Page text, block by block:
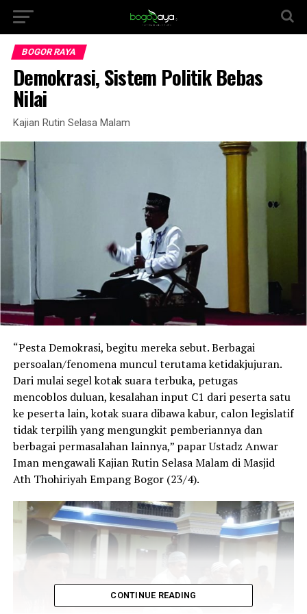
BOGOR RAYA
Demokrasi, Sistem Politik Bebas
Nilai
Kajian Rutin Selasa Malam
“Pesta Demokrasi, begitu mereka sebut. Berbagai
persoalan/fenomena muncul terutama ketidakjujuran.
Dari mulai segel kotak suara terbuka, petugas
mencoblos duluan, kesalahan input C1 dari peserta satu
ke peserta lain, kotak suara dibawa kabur, calon legislatif
tidak terpilih yang mengungkit pemberiannya dan
berbagai permasalahan lainnya,” papar Ustadz Anwar
Iman mengawali Kajian Rutin Selasa Malam di Masjid
Ath Thohiriyah Empang Bogor (23/4).
CONTINUE READING